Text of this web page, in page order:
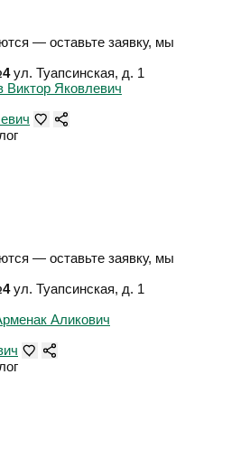
— оставьте заявку, мы
ул. Туапсинская, д. 1
— оставьте заявку, мы
ул. Туапсинская, д. 1